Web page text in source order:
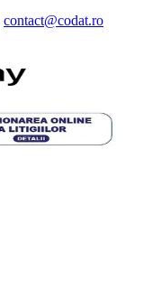
contact@codat.ro